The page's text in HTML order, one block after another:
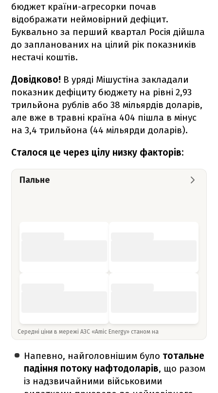
бюджет країни-агресорки почав
відображати неймовірний дефіцит.
Буквально за перший квартал Росія дійшла
до запланованих на цілий рік показників
нестачі коштів.
Довідково! В уряді Мішустіна закладали
показник дефіциту бюджету на рівні 2,93
трильйона рублів або 38 мільярдів доларів,
але вже в травні країна 404 пішла в мінус
на 3,4 трильйона (44 мільярди доларів).
Сталося це через цілу низку факторів:
Пальне
Середні ціни в мережі АЗС «Amic Energy» станом на
Напевно, найголовнішим було тотальне
падіння потоку нафтодоларів, що разом
із надзвичайними військовими